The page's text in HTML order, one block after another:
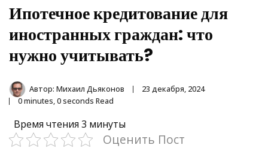
Ипотечное кредитование для
иностранных граждан: что
нужно учитывать?
Автор: Михаил Дьяконов
23 декабря, 2024
0 minutes, 0 seconds Read
Время чтения 3 минуты
Оценить Пост